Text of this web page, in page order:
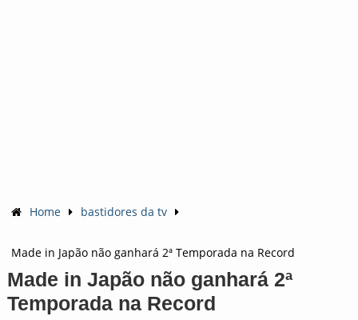
Home bastidores da tv
Made in Japão não ganhará 2ª Temporada na Record
Made in Japão não ganhará 2ª
Temporada na Record